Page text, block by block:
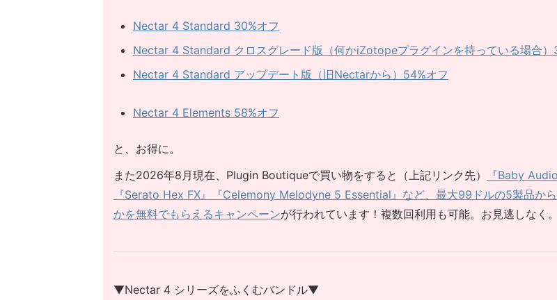
Nectar 4 Standard 30%オフ
Nectar 4 Standard クロスグレード版（何かiZotopeプラグインを持っている場合）
Nectar 4 Standard アップデート版（旧Nectarから）54%オフ
Nectar 4 Elements 58%オフ
と、お得に。
また2026年8月現在、Plugin Boutiqueで買い物をすると（上記リンク先）
『Baby
『Serato Hex FX』『Celemony Melodyne 5 Essential』など、最大99ドルの5製品か
かを無料でもらえるキャンペーンが行われています！複数回利用も可能。お見逃しなく。
▼Nectar 4 シリーズをふくむバンドル▼